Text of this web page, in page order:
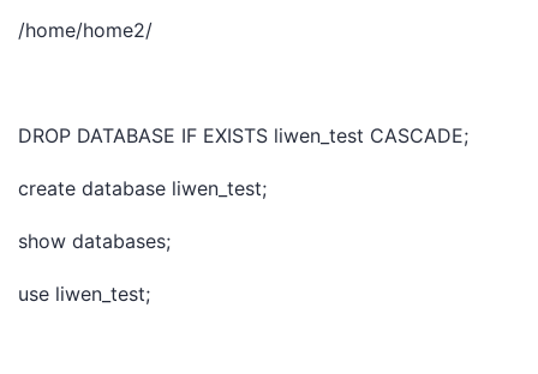
/home/home2/
DROP DATABASE IF EXISTS liwen_test CASCADE;
create database liwen_test;
show databases;
use liwen_test;